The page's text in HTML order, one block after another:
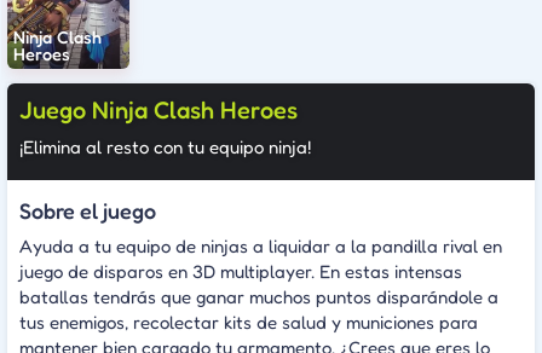
Ninja Clash
Heroes
Juego Ninja Clash Heroes
¡Elimina al resto con tu equipo ninja!
Sobre el juego
Ayuda a tu equipo de ninjas a liquidar a la pandilla rival en
juego de disparos en 3D multiplayer. En estas intensas
batallas tendrás que ganar muchos puntos disparándole a
tus enemigos, recolectar kits de salud y municiones para
mantener bien cargado tu armamento. ¿Crees que eres lo